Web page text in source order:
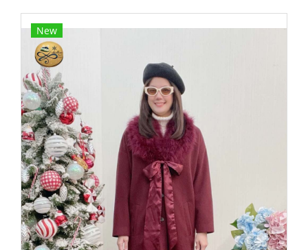
New